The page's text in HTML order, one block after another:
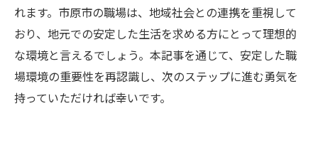
れます。市原市の職場は、地域社会との連携を重視して
おり、地元での安定した生活を求める方にとって理想的
な環境と言えるでしょう。本記事を通じて、安定した職
場環境の重要性を再認識し、次のステップに進む勇気を
持っていただければ幸いです。